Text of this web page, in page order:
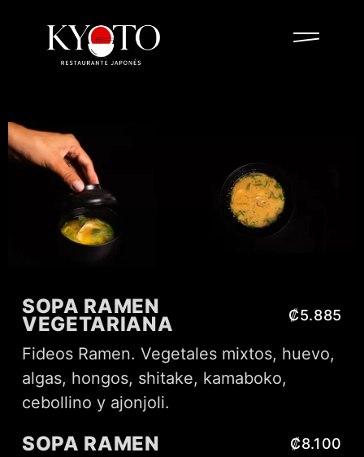
SOPA RAMEN
VEGETARIANA ₡5.885
Fideos Ramen. Vegetales mixtos, huevo,
algas, hongos, shitake, kamaboko,
cebollino y ajonjoli.
SOPA RAMEN ₡8.100